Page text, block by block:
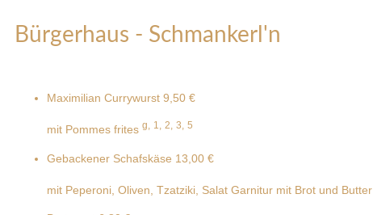
Bürgerhaus - Schmankerl'n
Maximilian Currywurst 9,50 €
mit Pommes frites g, 1, 2, 3, 5
Gebackener Schafskäse 13,00 €
mit Peperoni, Oliven, Tzatziki, Salat Garnitur mit Brot und Butter